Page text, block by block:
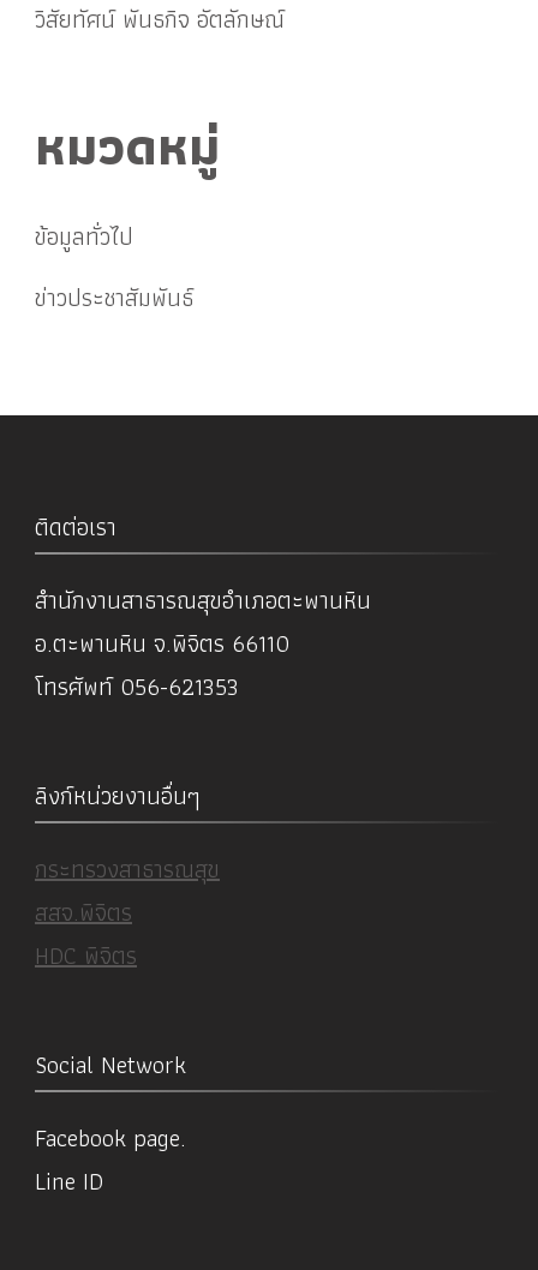
วิสัยทัศน์ พันธกิจ อัตลักษณ์
หมวดหมู่
ข้อมูลทั่วไป
ข่าวประชาสัมพันธ์
ติดต่อเรา
สำนักงานสาธารณสุขอำเภอตะพานหิน
อ.ตะพานหิน จ.พิจิตร 66110
โทรศัพท์ 056-621353
ลิงก์หน่วยงานอื่นๆ
กระทรวงสาธารณสุข
สสจ.พิจิตร
HDC พิจิตร
Social Network
Facebook page.
Line ID